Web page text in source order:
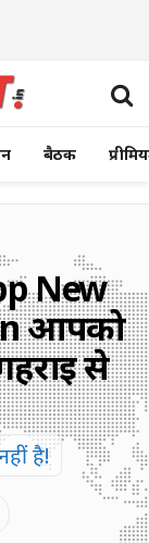
बैठक
New
आपको
से
है!